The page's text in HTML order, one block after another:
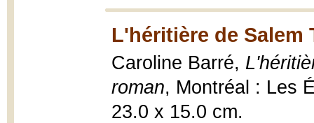
L'héritière de Salem
Caroline Barré,
roman, Montréal : Les
23.0 x 15.0 cm.